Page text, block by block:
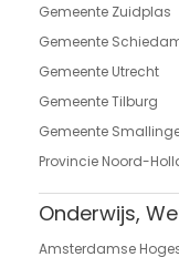
Gemeente Zuidplas
Gemeente
Gemeente Utrecht
Gemeente Tilburg
Gemeente
Provincie Noord-
Onderwijs,
Amsterdamse